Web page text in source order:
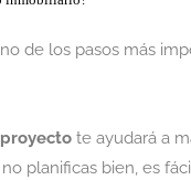
de los pasos más
te ayudará a
planificas bien, es